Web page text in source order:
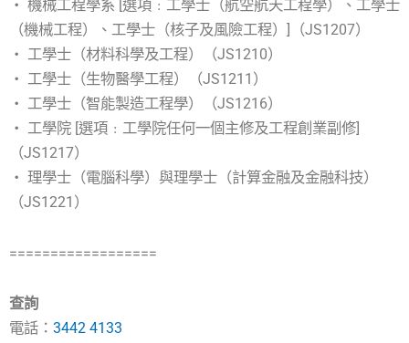
‧ 機械工程學系 [選項﹕工學士（航空航天工程學）、工學士
（機械工程）、工學士（核子及風險工程）]（JS1207）
‧ 工學士（材料科學及工程）（JS1210）
‧ 工學士（生物醫學工程）（JS1211）
‧ 工學士（智能製造工程學）（JS1216）
‧ 工學院 [選項﹕工學院任何一個主修及工程創業副修]
（JS1217）
‧ 理學士（電腦科學）與理學士（計算金融及金融科技）
（JS1221）
==================
查詢
電話： 3442 4133